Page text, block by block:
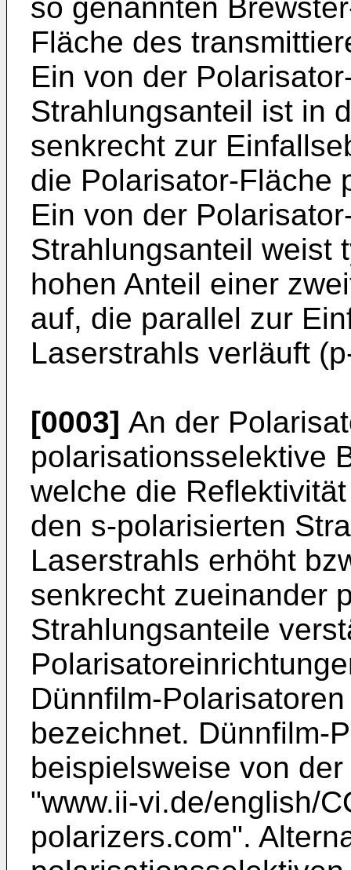
so genannten
Fläche des
Ein von der
Strahlungsanteil ist in
senkrecht zur
die Polarisator-Fläche
Ein von der
Strahlungsanteil weist
hohen Anteil einer
auf, die parallel zur
Laserstrahls verläuft
[0003] An der
polarisationsselektive
welche die
den s-polarisierten
Laserstrahls erhöht
senkrecht zueinander
Strahlungsanteile
Dünnfilm-
bezeichnet. Dünnfilm-
beispielsweise von
"www.ii-vi.de/english/
polarizers.com".